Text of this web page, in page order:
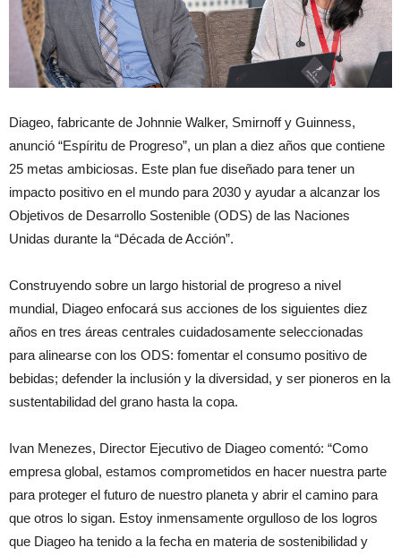
Diageo, fabricante de Johnnie Walker, Smirnoff y Guinness,
anunció “Espíritu de Progreso”, un plan a diez años que contiene
25 metas ambiciosas. Este plan fue diseñado para tener un
impacto positivo en el mundo para 2030 y ayudar a alcanzar los
Objetivos de Desarrollo Sostenible (ODS) de las Naciones
Unidas durante la “Década de Acción”.
Construyendo sobre un largo historial de progreso a nivel
mundial, Diageo enfocará sus acciones de los siguientes diez
años en tres áreas centrales cuidadosamente seleccionadas
para alinearse con los ODS: fomentar el consumo positivo de
bebidas; defender la inclusión y la diversidad, y ser pioneros en la
sustentabilidad del grano hasta la copa.
Ivan Menezes, Director Ejecutivo de Diageo comentó: “Como
empresa global, estamos comprometidos en hacer nuestra parte
para proteger el futuro de nuestro planeta y abrir el camino para
que otros lo sigan. Estoy inmensamente orgulloso de los logros
que Diageo ha tenido a la fecha en materia de sostenibilidad y